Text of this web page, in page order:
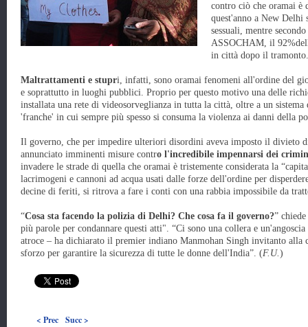
contro ciò che oramai è
quest'anno a New Delhi
sessuali, mentre
ASSOCHAM, il
in città dopo il tramonto.
Maltrattamenti e stupri, infatti, sono oramai fenomeni all'ordine del
e soprattutto in luoghi pubblici. Proprio per questo motivo una delle
installata una rete di videosorveglianza in tutta la città, oltre a un
'franche' in cui sempre più spesso si consuma la violenza ai danni della
Il governo, che per impedire ulteriori disordini aveva imposto il divieto di
annunciato imminenti misure contro l'incredibile impennarsi dei
invadere le strade di quella che oramai è tristemente considerata la
lacrimogeni e cannoni ad acqua usati dalle forze dell'ordine per
decine di feriti, si ritrova a fare i conti con una rabbia impossibile da
“Cosa sta facendo la polizia di Delhi? Che cosa fa il governo?”
più parole per condannare questi atti". “Ci sono una collera e
atroce – ha dichiarato il premier indiano Manmohan Singh invitanto alla
sforzo per garantire la sicurezza di tutte le donne dell'India”. (F.U.)
< Prec Succ >